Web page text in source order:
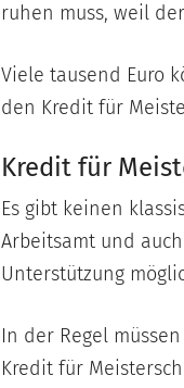
ruhen muss, weil
Viele tausend Euro
den Kredit für
Kredit für
Es gibt keinen
Arbeitsamt und
Unterstützung
In der Regel
Kredit für